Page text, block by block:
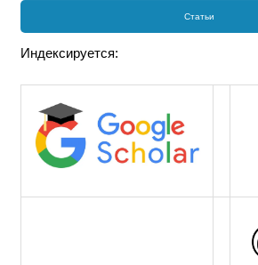
Статьи
Индексируется: